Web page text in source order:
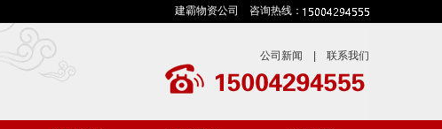
建霸物资公司 咨询热线：
公司新闻 联系我们